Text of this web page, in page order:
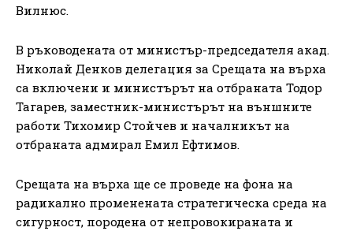
Вилнюс.
В ръководената от министър-председателя акад.
Николай Денков делегация за Срещата на върха
са включени и министърът на отбраната Тодор
Тагарев, заместник-министърът на външните
работи Тихомир Стойчев и началникът на
отбраната адмирал Емил Ефтимов.
Срещата на върха ще се проведе на фона на
радикално променената стратегическа среда на
сигурност, породена от непровокираната и